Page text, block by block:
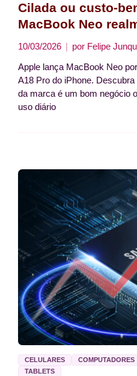
Cilada ou custo-
MacBook Neo
10/03/2026 por Felipe
Apple lança MacBook Neo
A18 Pro do iPhone.
da marca é um bom negócio
uso diário
CELULARES COMPUTADORES
TABLETS